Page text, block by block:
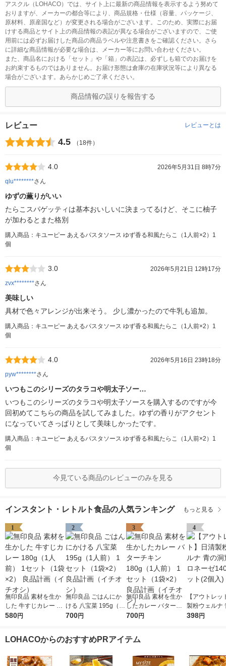
アスクル（LOHACO）では、サイト上に最新の商品情報を表示するよう努めて
おりますが、メーカーの都合等により、商品規格・仕様（容量、パッケージ、
原材料、原産国など）が変更される場合がございます。このため、実際にお届
けする商品とサイト上の商品情報の表記が異なる場合がございますので、ご使
用前には必ずお届けした商品の商品ラベルや注意書きをご確認ください。さら
に詳細な商品情報が必要な場合は、メーカー等にお問い合わせください。
また、商品名における「セット」や「箱」の表記は、必ずしも箱でのお届けを
お約束するものではありません。お届け形態は倉庫の在庫状況等により異なる
場合がございます。あらかじめご了承ください。
商品情報の誤りを報告する
レビュー レビューとは
4.5 （18件）
4.0
2026年5月31日 8時7分
qlu********さん
ゆずの薫りがいい
たらこスパゲッティは基本おいしいに決まってるけど、そこに柚子
が加わるとまた格別
購入商品：キユーピー あえるパスタソース ゆず香る和風たらこ（1人前×2）1
個
3.0
2026年5月21日 12時17分
zvx********さん
美味しい
具材で色々アレンジが出来そう。 少し濃かったので牛乳も追加。
購入商品：キユーピー あえるパスタソース ゆず香る和風たらこ（1人前×2）1
個
4.0
2026年5月16日 23時18分
pyw********さん
いつもこのシリーズのタラコや明太子ソー…
いつもこのシリーズのタラコや明太子ソースを購入するのですが今
回初めてこちらの商品を試してみました。ゆずの香りがアクセント
になっていてさっぱりとして美味しかったです。
購入商品：キユーピー あえるパスタソース ゆず香る和風たらこ（1人前×2）1
個
今見ている商品のレビューのみを見る
インスタント・レトルト食品の人気ランキング もっと見る
1
無印良品 素材を生か
した 牛すじカレー 18
0g（1人前） 1セット
580円
2
無印良品 ごはんにか
ける 八宝菜 195g（1
人前） 1セット（1袋×
700円
3
無印良品 素材を生か
したカレー バターチ
キン 180g（1人前） 1
700円
4
【アウトレッ
製粉ウェルナ
窟 ボロネー
398円
LOHACOからのおすすめPRアイテム